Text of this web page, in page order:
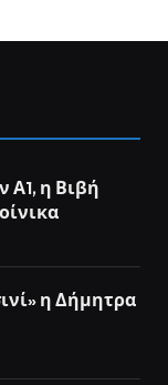
Α1, η Βιβή
η Δήμητρα